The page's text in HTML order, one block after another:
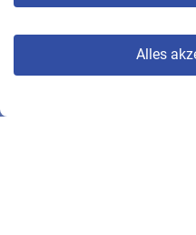
Alles
© VBL 2026